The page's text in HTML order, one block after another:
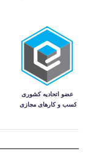
تومان
تومان